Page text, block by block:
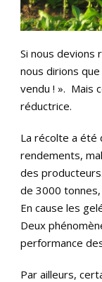
Si nous devions
nous dirions
vendu ! ». Mais
réductrice.
La récolte a été
rendements,
des
de 3000
En cause les
Deux
performance
Par ailleurs,